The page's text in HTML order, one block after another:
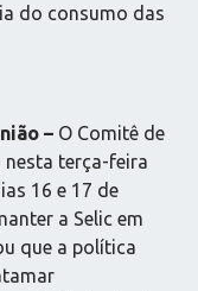
do consumo das
– O Comitê de
terça-feira
16 e 17 de
a Selic em
que a política